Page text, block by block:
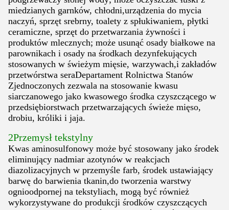
miedzianych garnków, chłodni,urządzenia do mycia
naczyń, sprzęt srebrny, toalety z spłukiwaniem, płytki
ceramiczne, sprzęt do przetwarzania żywności i
produktów mlecznych; może usunąć osady białkowe na
parownikach i osady na środkach dezynfekujących
stosowanych w świeżym mięsie, warzywach,i zakładów
przetwórstwa seraDepartament Rolnictwa Stanów
Zjednoczonych zezwala na stosowanie kwasu
siarczanowego jako kwasowego środka czyszczącego w
przedsiębiorstwach przetwarzających świeże mięso,
drobiu, króliki i jaja.
2Przemysł tekstylny
Kwas aminosulfonowy może być stosowany jako środek
eliminujący nadmiar azotynów w reakcjach
diazolizacyjnych w przemyśle farb, środek ustawiający
barwę do barwienia tkanin,do tworzenia warstwy
ognioodpornej na tekstyliach, mogą być również
wykorzystywane do produkcji środków czyszczących